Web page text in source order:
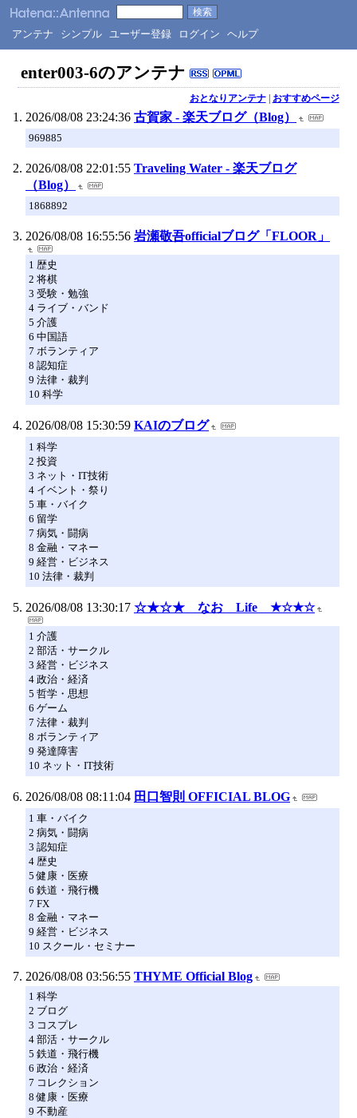
アンテナ シンプル ユーザー登録 ログイン ヘルプ
enter003-6のアンテナ
おとなりアンテナ| おすすめページ
2026/08/08 23:24:36 古賀家 - 楽天ブログ（Blog）
969885
2026/08/08 22:01:55 Traveling Water - 楽天ブログ
（Blog）
1868892
2026/08/08 16:55:56 岩瀬敬吾officialブログ「FLOOR」
1 歴史
2 将棋
3 受験・勉強
4 ライブ・バンド
5 介護
6 中国語
7 ボランティア
8 認知症
9 法律・裁判
10 科学
2026/08/08 15:30:59 KAIのブログ
1 科学
2 投資
3 ネット・IT技術
4 イベント・祭り
5 車・バイク
6 留学
7 病気・闘病
8 金融・マネー
9 経営・ビジネス
10 法律・裁判
2026/08/08 13:30:17 ☆★☆★ なお Life ★☆★☆
1 介護
2 部活・サークル
3 経営・ビジネス
4 政治・経済
5 哲学・思想
6 ゲーム
7 法律・裁判
8 ボランティア
9 発達障害
10 ネット・IT技術
2026/08/08 08:11:04 田口智則 OFFICIAL BLOG
1 車・バイク
2 病気・闘病
3 認知症
4 歴史
5 健康・医療
6 鉄道・飛行機
7 FX
8 金融・マネー
9 経営・ビジネス
10 スクール・セミナー
2026/08/08 03:56:55 THYME Official Blog
1 科学
2 ブログ
3 コスプレ
4 部活・サークル
5 鉄道・飛行機
6 政治・経済
7 コレクション
8 健康・医療
9 不動産